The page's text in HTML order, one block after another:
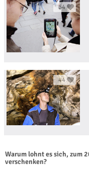
64
44
Warum lohnt es sich, zum
verschenken?